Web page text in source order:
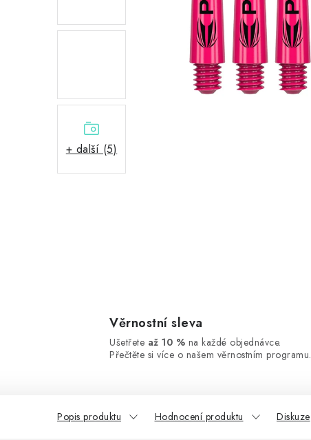
+ další (5)
Věrnostní sleva
Ušetřete až 10 % na každé objednávce.
Přečtěte si více o našem věrnostním programu.
Popis produktu Hodnocení produktu Diskuze